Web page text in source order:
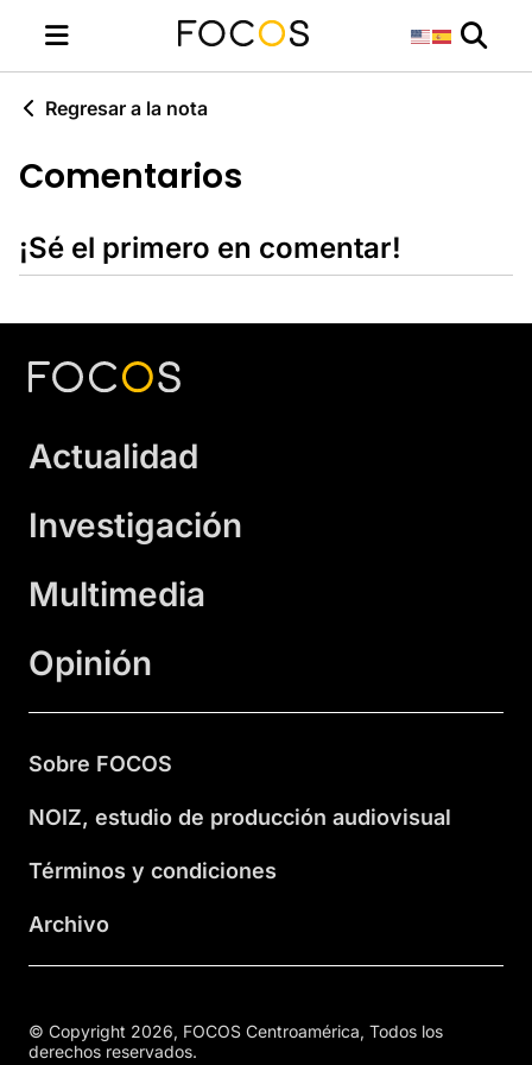
Regresar a la nota
Comentarios
¡Sé el primero en comentar!
Actualidad
Investigación
Multimedia
Opinión
Sobre FOCOS
NOIZ, estudio de producción audiovisual
Términos y condiciones
Archivo
© Copyright 2026, FOCOS Centroamérica, Todos los
derechos reservados.